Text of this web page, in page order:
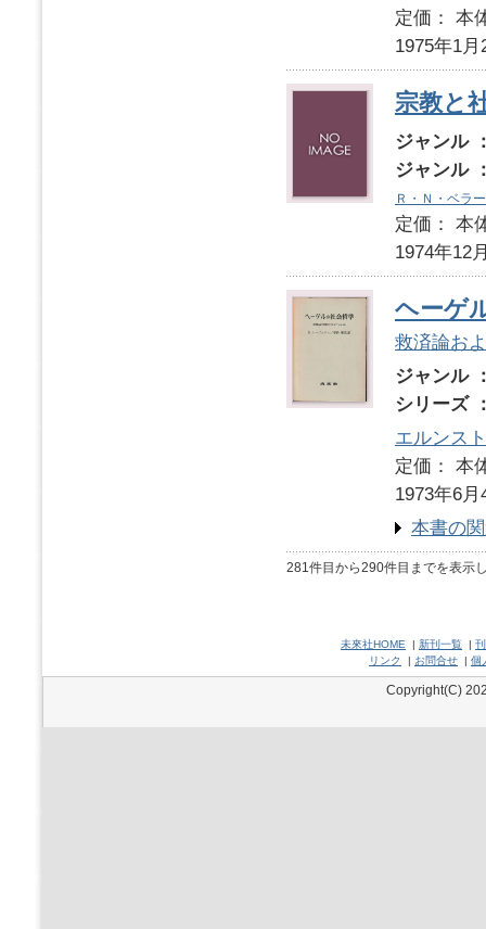
定価：
1975年1月
宗教と
ジャンル
ジャンル
Ｒ・Ｎ・ベラー
定価：
1974年12
ヘーゲ
救済論お
ジャンル
シリーズ
エルンス
定価：
1973年6月
本書の
281件目から290件目までを表示
未來社HOME | 新刊一覧 |
リンク
| お問合せ | 個
Copyright(C)